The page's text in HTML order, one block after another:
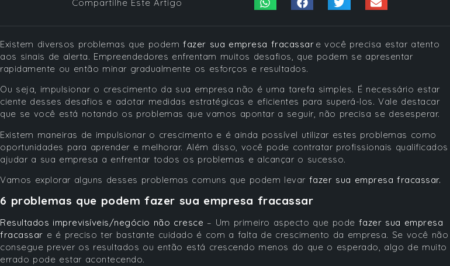
Compartilhe Este Artigo
Existem diversos problemas que podem fazer sua empresa fracassar e você precisa estar atento
aos sinais de alerta. Empreendedores enfrentam muitos desafios, que podem se apresentar
rapidamente ou então minar gradualmente os esforços e resultados.
Ou seja, impulsionar o crescimento da sua empresa não é uma tarefa simples. É necessário estar
ciente desses desafios e adotar medidas estratégicas e eficientes para superá-los. Vale destacar
que se você está notando os problemas que vamos apontar a seguir, não precisa se desesperar.
Existem maneiras de impulsionar o crescimento e é ainda possível utilizar estes problemas como
oportunidades para aprender e melhorar. Além disso, você pode contratar profissionais qualificados
ajudar a sua empresa a enfrentar todos os problemas e alcançar o sucesso.
Vamos explorar alguns desses problemas comuns que podem levar fazer sua empresa fracassar.
6 problemas que podem fazer sua empresa fracassar
Resultados imprevisíveis/negócio não cresce – Um primeiro aspecto que pode fazer sua empresa
fracassar e é preciso ter bastante cuidado é com a falta de crescimento da empresa. Se você não
consegue prever os resultados ou então está crescendo menos do que o esperado, algo de muito
errado pode estar acontecendo.